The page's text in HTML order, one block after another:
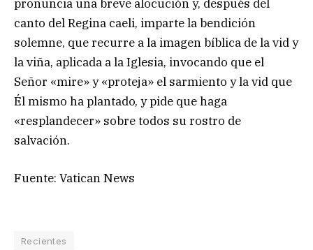
pronuncia una breve alocución y, después del
canto del Regina caeli, imparte la bendición
solemne, que recurre a la imagen bíblica de la vid y
la viña, aplicada a la Iglesia, invocando que el
Señor «mire» y «proteja» el sarmiento y la vid que
Él mismo ha plantado, y pide que haga
«resplandecer» sobre todos su rostro de
salvación.
Fuente: Vatican News
Recientes